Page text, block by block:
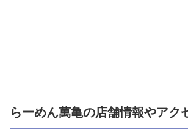
らーめん萬亀の店舗情報やアク